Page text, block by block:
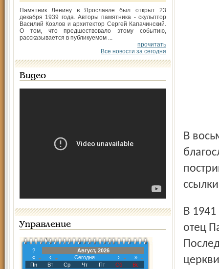
Памятник Ленину в Ярославле был открыт 23
декабря 1939 года. Авторы памятника - скульптор
Василий Козлов и архитектор Сергей Капачинский.
О том, что предшествовало этому событию,
рассказывается в публикуемом ...
прочитать
Все новости за сегодня
Видео
Управление
?
Август, 2026
«
‹ Сегодня ›
»
Пн
Вт Ср Чт Пт Сб
Вс
В восьмилетнем возрасте он получил от патриарха Тихона
В 1941 году невинно осужденный «за измену родине»,
отец